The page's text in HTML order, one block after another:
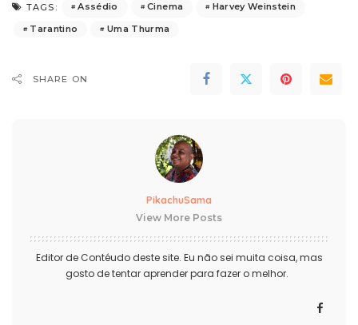
TAGS: Assédio Cinema
Harvey Weinstein
Tarantino
Uma Thurma
SHARE ON
PikachuSama
View More Posts
Editor de Contéudo deste site. Eu não sei muita coisa, mas
gosto de tentar aprender para fazer o melhor.